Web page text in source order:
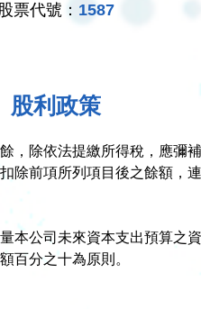
票代號： 1587
股利政策
，除依法提繳所得稅，應彌
除前項所列項目後之餘額，
本公司未來資本支出預算之
百分之十為原則。